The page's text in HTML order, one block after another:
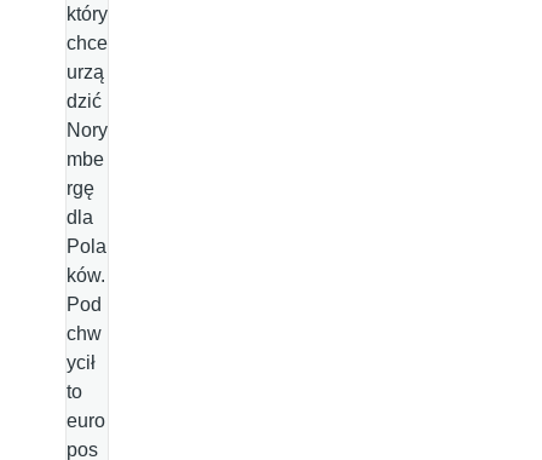
który
chce
urzą
dzić
Nory
mbe
rgę
dla
Pola
ków.
Pod
chw
ycił
to
euro
pos